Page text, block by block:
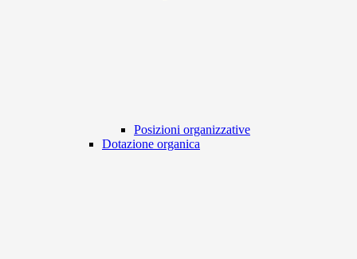
Posizioni organizzative
Dotazione organica